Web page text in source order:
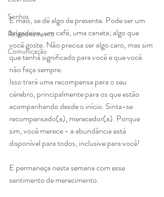
Sonhos
Relacionamento
Comunicação
E mais, se dê algo de presente. Pode ser um
brigadeiro, um café, uma caneta; algo que
você goste. Não precisa ser algo caro, mas sim
que tenha significado para você e que você
não faça sempre.
Isso trará uma recompensa para o seu
cérebro, principalmente para os que estão
acompanhando desde o início. Sinta-se
recompensado(a), merecedor(a). Porque
sim, você merece - a abundância está
disponível para todos, inclusive para você!
E permaneça nesta semana com esse
sentimento de merecimento.